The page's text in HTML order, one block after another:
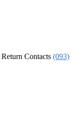
Return Contacts (093)